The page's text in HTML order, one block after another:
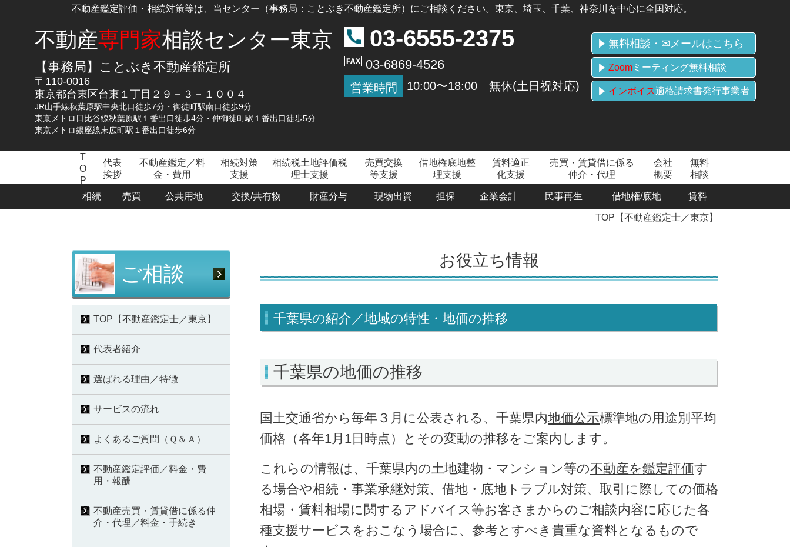
不動産鑑定評価・相続対策等は、当センター（事務局：ことぶき不動産鑑定所）にご相談ください。東京、埼玉、千葉、神奈川を中心に全国対応。
不動産専門家相談センター東京
【事務局】ことぶき不動産鑑定所
〒110-0016
東京都台東区台東１丁目２９－３－１００４
JR山手線秋葉原駅中央北口徒歩7分・御徒町駅南口徒歩9分
東京メトロ日比谷線秋葉原駅１番出口徒歩4分・仲御徒町駅１番出口徒歩5分
東京メトロ銀座線末広町駅１番出口徒歩6分
03-6555-2375
03-6869-4526
営業時間 10:00〜18:00 無休(土日祝対応)
無料相談・✉メールはこちら
Zoomミーティング無料相談
インボイス適格請求書発行事業者
T
O
P
代表
挨拶
不動産鑑定／料
金・費用
相続対策
支援
相続税土地評価税
理士支援
売買交換
等支援
借地権底地整
理支援
賃料適正
化支援
売買・賃貸借に係る
仲介・代理
会社
概要
無料
相談
相続 売買 公共用地 交換/共有物 財産分与 現物出資 担保 企業会計 民事再生 借地権/底地 賃料
TOP【不動産鑑定士／東京】
お役立ち情報
千葉県の紹介／地域の特性・地価の推移
千葉県の地価の推移
国土交通省から毎年３月に公表される、千葉県内地価公示標準地の用途別平均
価格（各年1月1日時点）とその変動の推移をご案内します。
これらの情報は、千葉県内の土地建物・マンション等の不動産を鑑定評価す
る場合や相続・事業承継対策、借地・底地トラブル対策、取引に際しての価格
相場・賃料相場に関するアドバイス等お客さまからのご相談内容に応じた各
種支援サービスをおこなう場合に、参考とすべき貴重な資料となるもので
ご相談
TOP【不動産鑑定士／東京】
代表者紹介
選ばれる理由／特徴
サービスの流れ
よくあるご質問（Ｑ＆Ａ）
不動産鑑定評価／料金・費
用・報酬
不動産売買・賃貸借に係る仲
介・代理／料金・手続き